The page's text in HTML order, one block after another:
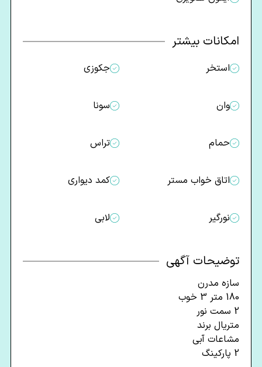
امکانات بیشتر
استخر جکوزی
وان سونا
حمام تراس
اتاق خواب مستر کمد دیواری
نورگیر لابی
توضیحات آگهی
سازه مدرن
180 متر 3 خوب
2 سمت نور
متریال برند
مشاعات آبی
2 پارکینگ